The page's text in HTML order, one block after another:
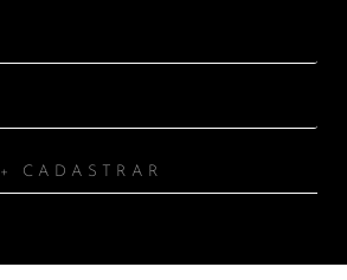
+ CADASTRAR